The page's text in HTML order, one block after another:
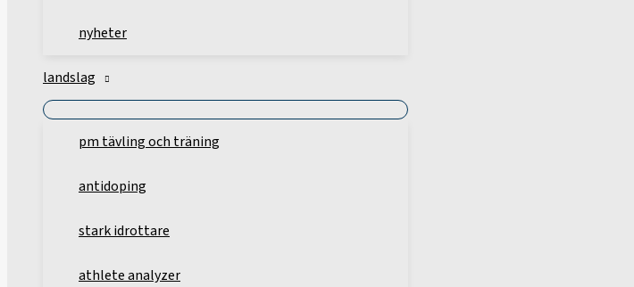
nyheter
landslag
pm tävling och träning
antidoping
stark idrottare
athlete analyzer